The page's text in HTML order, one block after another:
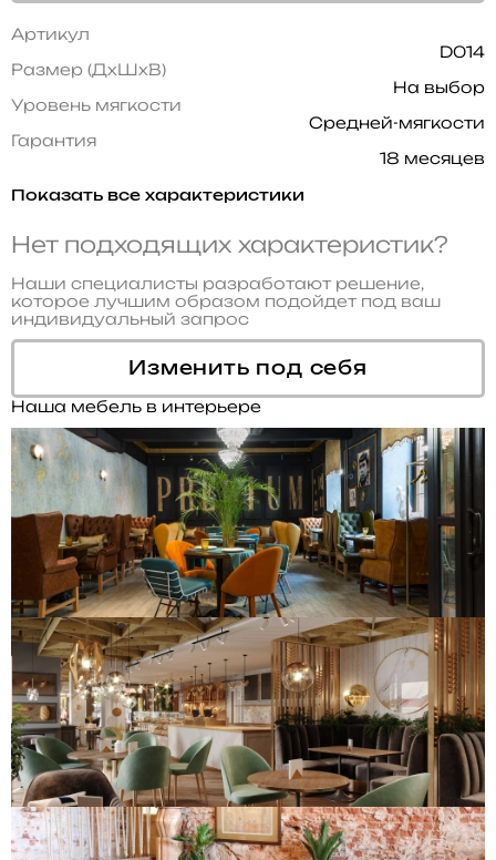
Артикул
D014
Размер (ДхШхВ)
На выбор
Уровень мягкости
Средней-мягкости
Гарантия
18 месяцев
Показать все характеристики
Нет подходящих характеристик?
Наши специалисты разработают решение,
которое лучшим образом подойдет под ваш
индивидуальный запрос
Изменить под себя
Наша мебель в интерьере